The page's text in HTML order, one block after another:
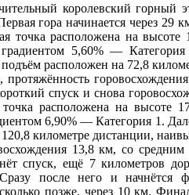
королевский горный
гора начинается через
точка расположена на
5,60% —
расположен на 72,8
протяжённость
спуск и снова
расположена на высоте
6,90% — Категория 1.
километре дистанции,
13,8 км, со
спуск, ещё 7 километров
после него и начнётся
позже, через 10 км.